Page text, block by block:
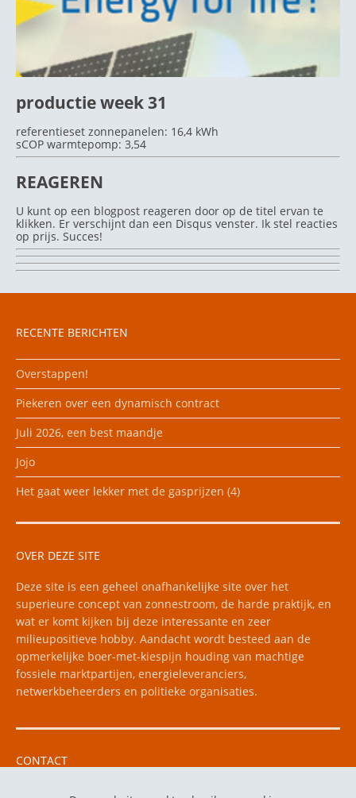
productie week 31
referentieset zonnepanelen: 16,4 kWh
sCOP warmtepomp: 3,54
REAGEREN
U kunt op een blogpost reageren door op de titel ervan te
klikken. Er verschijnt dan een Disqus venster. Ik stel reacties
op prijs. Succes!
RECENTE BERICHTEN
Overstappen!
Piekeren over een dynamisch contract
Juli 2026, een best maandje
Jojo
Het gaat weer lekker met de gasprijzen (4)
OVER DEZE SITE
Deze site is een geheel onafhankelijke site over het
superieure concept van zonnestroom, de harde praktijk, en
wat er komt kijken bij deze interessante en zeer
milieupositieve hobby. Aandacht wordt besteed aan de
opmerkelijke boer-met-kiespijn houding van machtige
fossiele marktpartijen, energieleveranciers,
netwerkbeheerders en politieke organisaties.
CONTACT